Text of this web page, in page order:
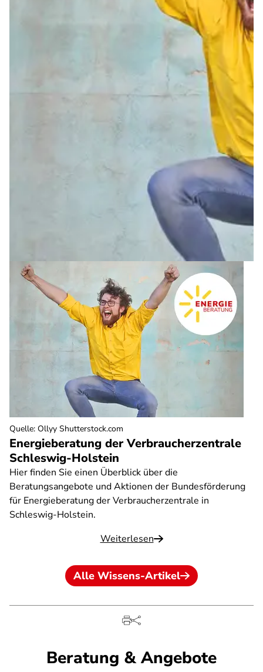
Energieberatung der Verbraucherzentrale
Schleswig-Holstein
Hier finden Sie einen Überblick über die
Beratungsangebote und Aktionen der Bundesförderung
für Energieberatung der Verbraucherzentrale in
Schleswig-Holstein.
Weiterlesen
Quelle: Ollyy Shutterstock.com
Alle Wissens-Artikel
Beratung & Angebote